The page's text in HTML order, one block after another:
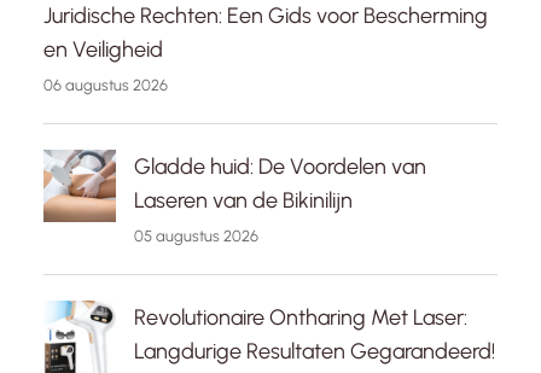
Juridische Rechten: Een Gids voor Bescherming
en Veiligheid
06 augustus 2026
Gladde huid: De Voordelen van
Laseren van de Bikinilijn
05 augustus 2026
Revolutionaire Ontharing Met Laser:
Langdurige Resultaten Gegarandeerd!